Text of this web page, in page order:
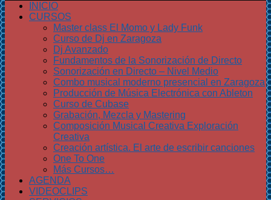
INICIO
CURSOS
Master class El Momo y Lady Funk
Curso de Dj en Zaragoza
Dj Avanzado
Fundamentos de la Sonorización de Directo
Sonorización en Directo – Nivel Medio
Combo musical moderno presencial en Zaragoza
Producción de Música Electrónica con Ableton
Curso de Cubase
Grabación, Mezcla y Mastering
Composición Musical Creativa Exploración
Creativa
Creación artística. El arte de escribir canciones
One To One
Más Cursos…
AGENDA
VIDEOCLIPS